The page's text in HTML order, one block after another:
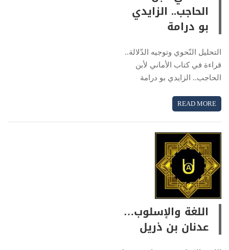
الحاجب.. الزايدي
بو درامة
التحليل النّحوي وتوجيه الدّلالة..
قراءة في كتاب الأماني لأبن
الحاجب.. الزايدي بو درامة
READ MORE
اللغة والإسلوب…
عدنان بن ذريل